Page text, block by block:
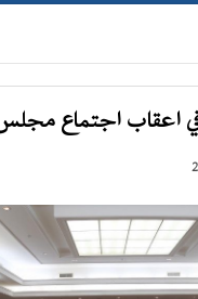
في اعقاب اجتماع مجلس